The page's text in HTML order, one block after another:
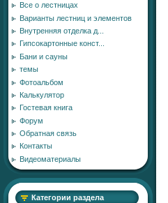
Все о лестницах
Варианты лестниц и элементов
Внутренняя отделка д...
Гипсокартонные конст...
Бани и сауны
темы
Фотоальбом
Калькулятор
Гостевая книга
Форум
Обратная связь
Контакты
Видеоматериалы
Категории раздела